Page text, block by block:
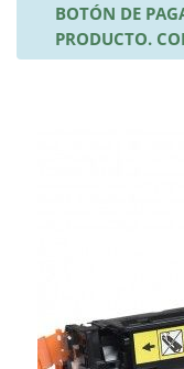
BOTÓN DE
PRODUCTO.